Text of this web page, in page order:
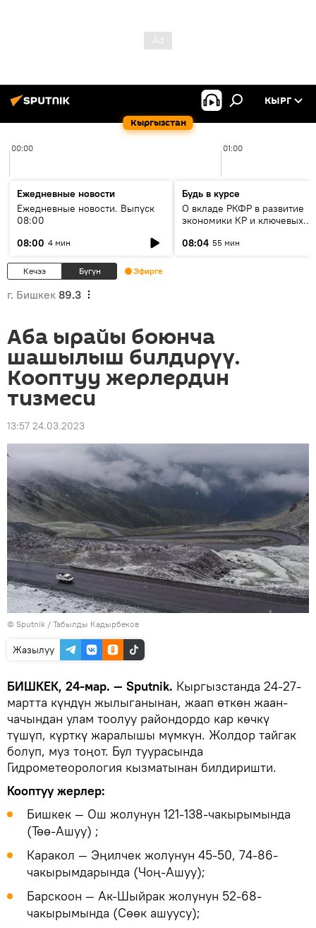
Кыргызстан
КЫРГ
00:00 01:00
Ежедневные новости
Ежедневные новости. Выпуск
08:00
08:00 4 мин
Будь в курсе
О вкладе РКФР в развитие
экономики КР и ключевых
08:04 55 мин
Кечээ Бүгүн Эфирге
г. Бишкек 89.3
Аба ырайы боюнча
шашылыш билдирүү.
Кооптуу жерлердин
тизмеси
13:57 24.03.2023
© Sputnik / Табылды Кадырбеков
Жазылуу
БИШКЕК, 24-мар. — Sputnik. Кыргызстанда 24-27-
мартта күндүн жылыганынан, жаап өткөн жаан-
чачындан улам тоолуу райондордо кар көчкү
түшүп, күрткү жаралышы мүмкүн. Жолдор тайгак
болуп, муз тоңот. Бул туурасында
Гидрометеорология кызматынан билдиришти.
Кооптуу жерлер:
Бишкек — Ош жолунун 121-138-чакырымында
(Төө-Ашуу) ;
Каракол — Эңилчек жолунун 45-50, 74-86-
чакырымдарында (Чоң-Ашуу);
Барскоон — Ак-Шыйрак жолунун 52-68-
чакырымында (Сөөк ашуусу);